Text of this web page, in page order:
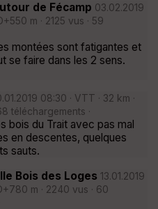
de Fécamp 03.02.2019
m · 2125 vus · 59
montées sont fatigantes et
se faire dans les 2 sens.
08:30 · VTT · 32 km ·
téléchargements ·
bois du Trait avec pas mal
en descentes, quelques
sauts.
Bois des Loges 13.01.2019
m · 2240 vus · 60